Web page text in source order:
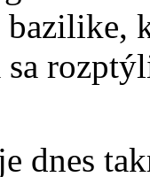
sa
dnes